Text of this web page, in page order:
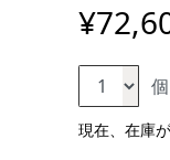
個
現在、在庫